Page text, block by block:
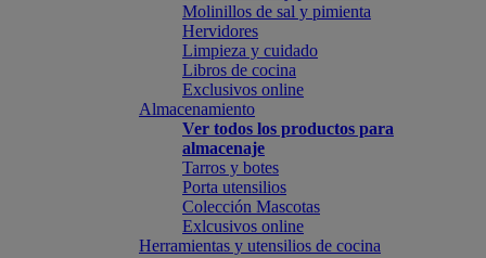
Molinillos de sal y pimienta
Hervidores
Limpieza y cuidado
Libros de cocina
Exclusivos online
Almacenamiento
Ver todos los productos para
almacenaje
Tarros y botes
Porta utensilios
Colección Mascotas
Exlcusivos online
Herramientas y utensilios de cocina